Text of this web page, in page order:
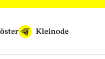
Kleinode